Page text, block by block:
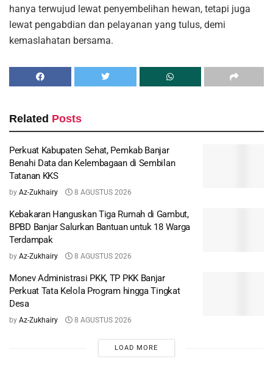
hanya terwujud lewat penyembelihan hewan, tetapi juga
lewat pengabdian dan pelayanan yang tulus, demi
kemaslahatan bersama.
Related Posts
Perkuat Kabupaten Sehat, Pemkab Banjar
Benahi Data dan Kelembagaan di Sembilan
Tatanan KKS
by Az-Zukhairy 8 AGUSTUS 2026
Kebakaran Hanguskan Tiga Rumah di Gambut,
BPBD Banjar Salurkan Bantuan untuk 18 Warga
Terdampak
by Az-Zukhairy 8 AGUSTUS 2026
Monev Administrasi PKK, TP PKK Banjar
Perkuat Tata Kelola Program hingga Tingkat
Desa
by Az-Zukhairy 8 AGUSTUS 2026
LOAD MORE